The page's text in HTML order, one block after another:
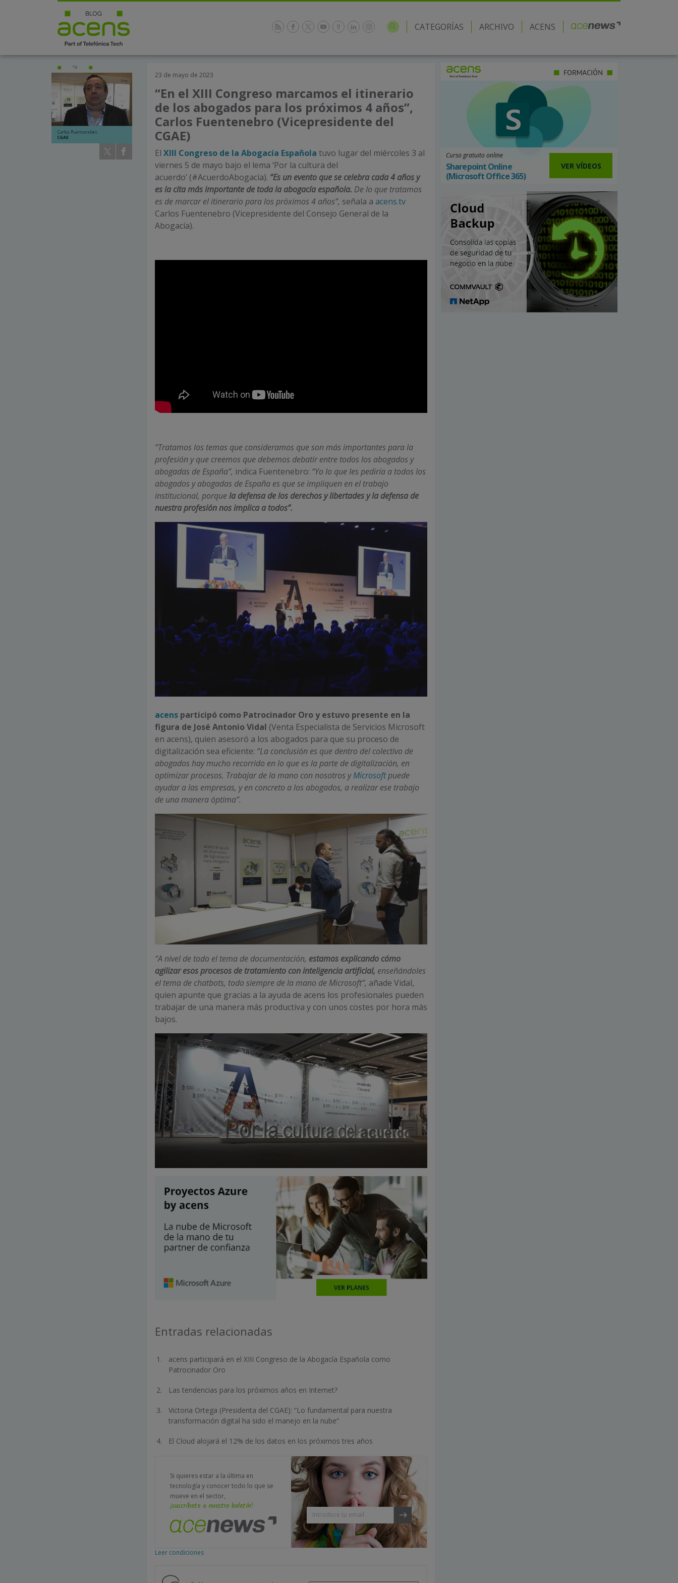
CATEGORÍAS ARCHIVO ACENS
23 de mayo de 2023
“En el XIII Congreso marcamos el itinerario
de los abogados para los próximos 4 años”,
Carlos Fuentenebro (Vicepresidente del
CGAE)
El XIII Congreso de la Abogacía Española tuvo lugar del miércoles 3 al
viernes 5 de mayo bajo el lema ‘Por la cultura del
acuerdo’ (#AcuerdoAbogacía). “Es un evento que se celebra cada 4 años y
es la cita más importante de toda la abogacía española. De lo que tratamos
es de marcar el itinerario para los próximos 4 años”, señala a acens.tv
Carlos Fuentenebro (Vicepresidente del Consejo General de la
Abogacía).
“Tratamos los temas que consideramos que son más importantes para la
profesión y que creemos que debemos debatir entre todos los abogados y
abogadas de España”, indica Fuentenebro: “Yo lo que les pediría a todos los
abogados y abogadas de España es que se impliquen en el trabajo
institucional, porquela defensa de los derechos y libertades y la defensa de
nuestra profesión nos implica a todos”.
acens participó como Patrocinador Oroy estuvo presente en la
figura de José Antonio Vidal (Venta Especialista de Servicios Microsoft
en acens), quien asesoró a los abogados para que su proceso de
digitalización sea eficiente: “La conclusión es que dentro del colectivo de
abogados hay mucho recorrido en lo que es la parte de digitalización, en
optimizar procesos. Trabajar de la mano con nosotros yMicrosoftpuede
ayudar a las empresas, y en concreto a los abogados, a realizar ese trabajo
de una manera óptima”.
“A nivel de todo el tema de documentación, estamos explicando cómo
agilizar esos procesos de tratamiento con inteligencia artificial, enseñándoles
el tema de chatbots, todo siempre de la mano de Microsoft”, añade Vidal,
quien apunte que gracias a la ayuda de acens los profesionales pueden
trabajar de una manera más productiva y con unos costes por hora más
bajos.
Entradas relacionadas
acens participará en el XIII Congreso de la Abogacía Española como
Patrocinador Oro
Las tendencias para los próximos años en Internet?
Victoria Ortega (Presidenta del CGAE): “Lo fundamental para nuestra
transformación digital ha sido el manejo en la nube”
El Cloud alojará el 12% de los datos en los próximos tres años
Si quieres estar a la última en
tecnología y conocer todo lo que se
mueve en el sector,
¡suscríbete a nuestro boletín!
Leer condiciones
Curso gratuito online
Sharepoint Online
(Microsoft Office 365)
VER VÍDEOS